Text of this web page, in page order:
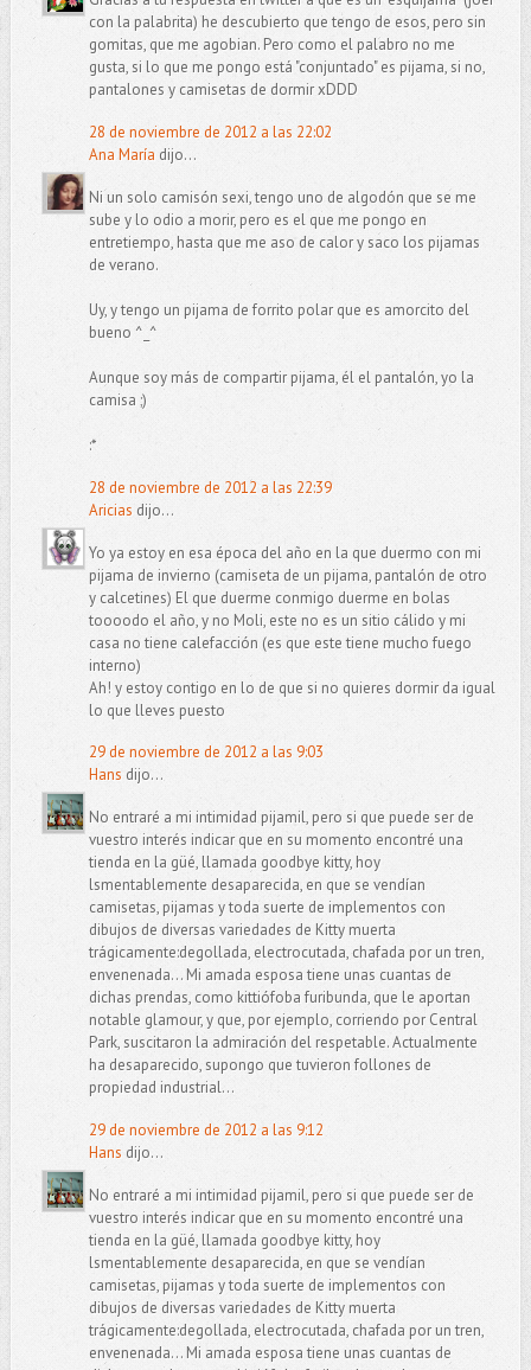
con la palabrita) he descubierto que tengo de esos, pero sin
gomitas, que me agobian. Pero como el palabro no me
gusta, si lo que me pongo está "conjuntado" es pijama, si no,
pantalones y camisetas de dormir xDDD
28 de noviembre de 2012 a las 22:02
Ana María dijo...
Ni un solo camisón sexi, tengo uno de algodón que se me
sube y lo odio a morir, pero es el que me pongo en
entretiempo, hasta que me aso de calor y saco los pijamas
de verano.
Uy, y tengo un pijama de forrito polar que es amorcito del
bueno ^_^
Aunque soy más de compartir pijama, él el pantalón, yo la
camisa ;)
:*
28 de noviembre de 2012 a las 22:39
Aricias dijo...
Yo ya estoy en esa época del año en la que duermo con mi
pijama de invierno (camiseta de un pijama, pantalón de otro
y calcetines) El que duerme conmigo duerme en bolas
toooodo el año, y no Moli, este no es un sitio cálido y mi
casa no tiene calefacción (es que este tiene mucho fuego
interno)
Ah! y estoy contigo en lo de que si no quieres dormir da igual
lo que lleves puesto
29 de noviembre de 2012 a las 9:03
Hans dijo...
No entraré a mi intimidad pijamil, pero si que puede ser de
vuestro interés indicar que en su momento encontré una
tienda en la güé, llamada goodbye kitty, hoy
lsmentablemente desaparecida, en que se vendían
camisetas, pijamas y toda suerte de implementos con
dibujos de diversas variedades de Kitty muerta
trágicamente:degollada, electrocutada, chafada por un tren,
envenenada... Mi amada esposa tiene unas cuantas de
dichas prendas, como kittiófoba furibunda, que le aportan
notable glamour, y que, por ejemplo, corriendo por Central
Park, suscitaron la admiración del respetable. Actualmente
ha desaparecido, supongo que tuvieron follones de
propiedad industrial...
29 de noviembre de 2012 a las 9:12
Hans dijo...
No entraré a mi intimidad pijamil, pero si que puede ser de
vuestro interés indicar que en su momento encontré una
tienda en la güé, llamada goodbye kitty, hoy
lsmentablemente desaparecida, en que se vendían
camisetas, pijamas y toda suerte de implementos con
dibujos de diversas variedades de Kitty muerta
trágicamente:degollada, electrocutada, chafada por un tren,
envenenada... Mi amada esposa tiene unas cuantas de